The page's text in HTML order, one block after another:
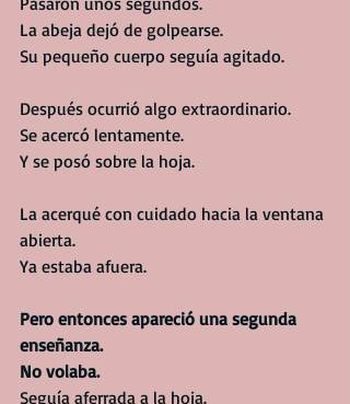
La abeja dejó de golpearse.
Su pequeño cuerpo seguía agitado.
Después ocurrió algo extraordinario.
Se acercó lentamente.
Y se posó sobre la hoja.
La acerqué con cuidado hacia la ventana
abierta.
Ya estaba afuera.
Pero entonces apareció una segunda
enseñanza.
No volaba.
Seguía aferrada a la hoja.